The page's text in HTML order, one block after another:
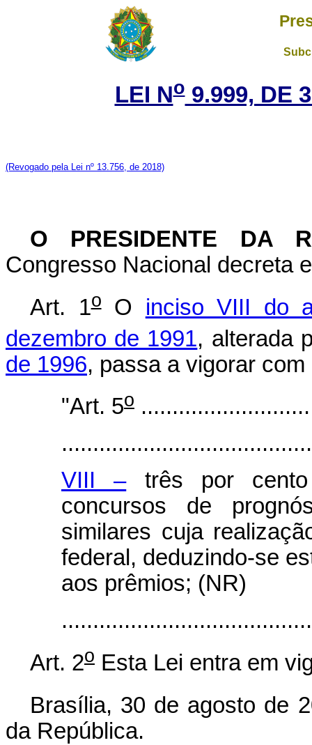
LEI No9.999, DE
(Revogado pela Lei nº 13.756, de 2018)
O PRESIDENTE DA
Congresso Nacional decreta
Art. 1oO inciso VIII do
dezembro de 1991, alterada
de 1996, passa a vigorar
"Art. 5o
VIII –três por cento
concursos de
similares cuja
federal, deduzindo-se
aos prêmios; (NR)
Art. 2o Esta Lei entra em
Brasília, 30 de agosto de
da República.